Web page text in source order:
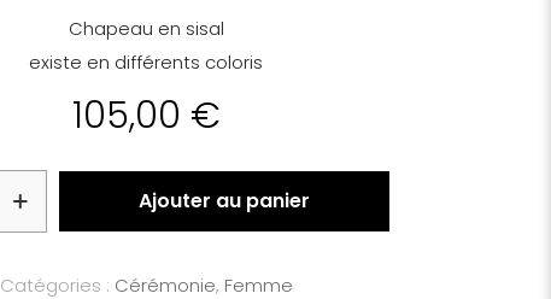
Chapeau en sisal
existe en différents coloris
105,00 €
Ajouter au panier
Catégories : Cérémonie, Femme